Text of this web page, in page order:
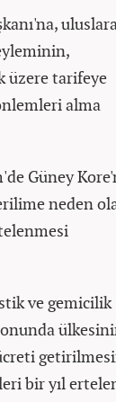
üzere tarifeye
alma
Güney
neden
ve gemicilik
bir yıl